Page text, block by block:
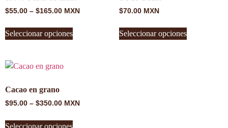
$55.00 – $165.00 MXN
Seleccionar opciones
$70.00 MXN
Seleccionar opciones
Cacao en grano
$95.00 – $350.00 MXN